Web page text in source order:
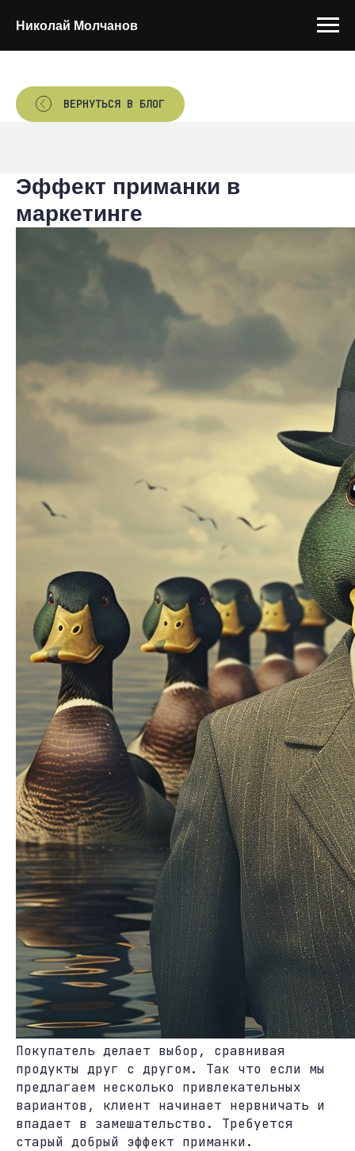
Николай Молчанов
ВЕРНУТЬСЯ В БЛОГ
Эффект приманки в
маркетинге
Покупатель делает выбор, сравнивая
продукты друг с другом. Так что если мы
предлагаем несколько привлекательных
вариантов, клиент начинает нервничать и
впадает в замешательство. Требуется
старый добрый эффект приманки.